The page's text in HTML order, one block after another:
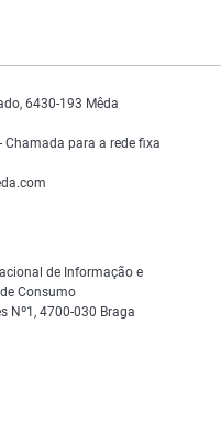
6430-193 Mêda
para a rede fixa
de Informação e
Consumo
Nº1, 4700-030 Braga